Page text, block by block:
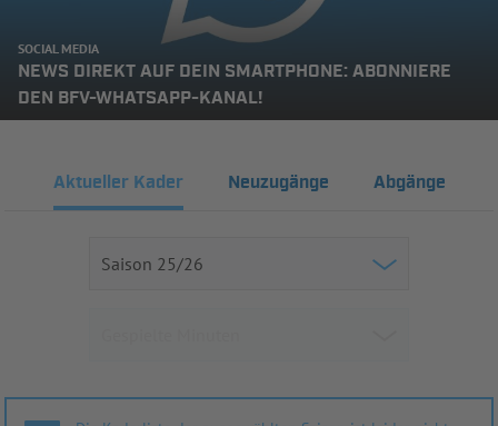
SOCIAL MEDIA
NEWS DIREKT AUF DEIN SMARTPHONE: ABONNIERE
DEN BFV-WHATSAPP-KANAL!
Aktueller Kader Neuzugänge Abgänge